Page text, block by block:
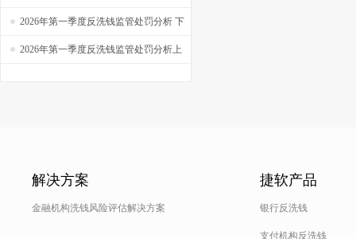
裁”到“定向金融制裁”，你看懂了吗？
——【捷软反洗钱】看系列之十八
2026年第一季度反洗钱监管处罚分析 下
2026年第一季度反洗钱监管处罚分析上
解决方案
金融机构洗钱风险评估解决方案
捷软产品
银行反洗钱
支付机构反洗钱